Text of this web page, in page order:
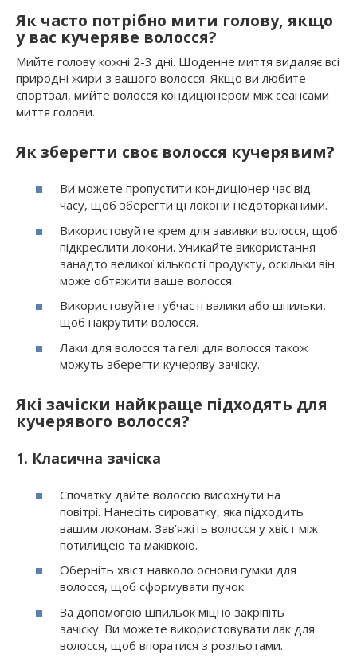
Як часто потрібно мити голову, якщо
у вас кучеряве волосся?
Мийте голову кожні 2-3 дні. Щоденне миття видаляє всі
природні жири з вашого волосся. Якщо ви любите
спортзал, мийте волосся кондиціонером між сеансами
миття голови.
Як зберегти своє волосся кучерявим?
Ви можете пропустити кондиціонер час від
часу, щоб зберегти ці локони недоторканими.
Використовуйте крем для завивки волосся, щоб
підкреслити локони. Уникайте використання
занадто великої кількості продукту, оскільки він
може обтяжити ваше волосся.
Використовуйте губчасті валики або шпильки,
щоб накрутити волосся.
Лаки для волосся та гелі для волосся також
можуть зберегти кучеряву зачіску.
Які зачіски найкраще підходять для
кучерявого волосся?
1. Класична зачіска
Спочатку дайте волоссю висохнути на
повітрі. Нанесіть сироватку, яка підходить
вашим локонам. Зав’яжіть волосся у хвіст між
потилицею та маківкою.
Оберніть хвіст навколо основи гумки для
волосся, щоб сформувати пучок.
За допомогою шпильок міцно закріпіть
зачіску. Ви можете використовувати лак для
волосся, щоб впоратися з розльотами.